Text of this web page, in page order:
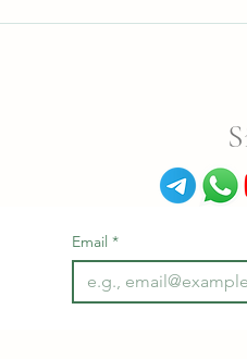
Email *